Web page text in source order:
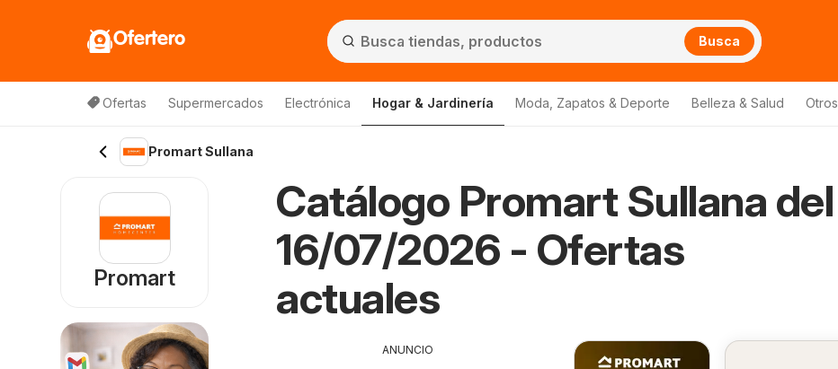
Ofertero Busca
Ofertas Supermercados Electrónica Hogar & Jardinería Moda, Zapatos & Deporte Belleza & Salud Otros
Promart Sullana
Catálogo Promart Sullana del
16/07/2026 - Ofertas
actuales
ANUNCIO
Promart